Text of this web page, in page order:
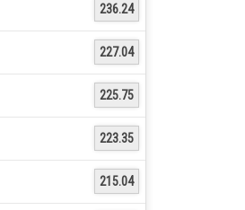
RUS
236.24
227.04
225.75
223.35
215.04